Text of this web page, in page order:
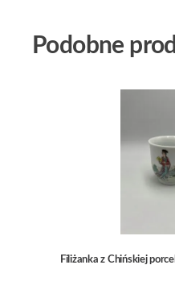
Podobne
Filiżanka z Chińskiej